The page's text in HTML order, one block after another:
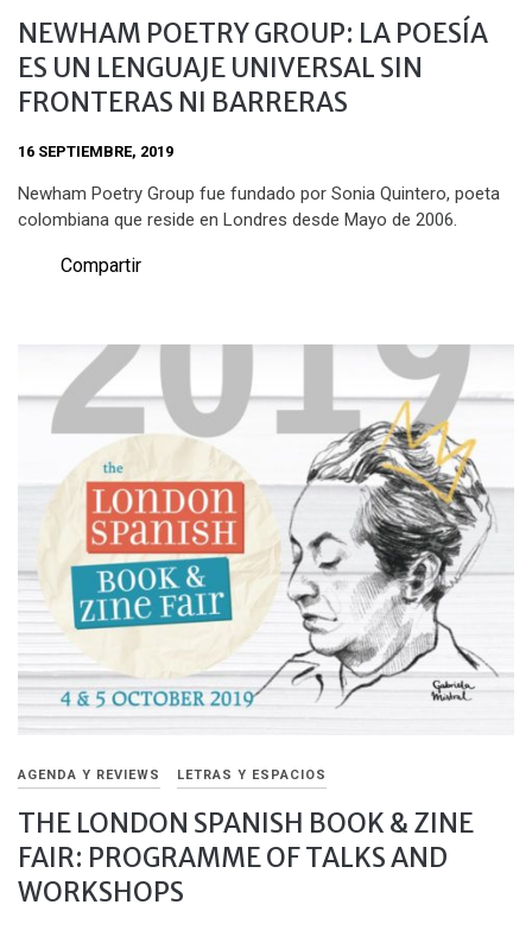
NEWHAM POETRY GROUP: LA POESÍA
ES UN LENGUAJE UNIVERSAL SIN
FRONTERAS NI BARRERAS
16 SEPTIEMBRE, 2019
Newham Poetry Group fue fundado por Sonia Quintero, poeta
colombiana que reside en Londres desde Mayo de 2006.
Compartir
AGENDA Y REVIEWS LETRAS Y ESPACIOS
THE LONDON SPANISH BOOK & ZINE
FAIR: PROGRAMME OF TALKS AND
WORKSHOPS